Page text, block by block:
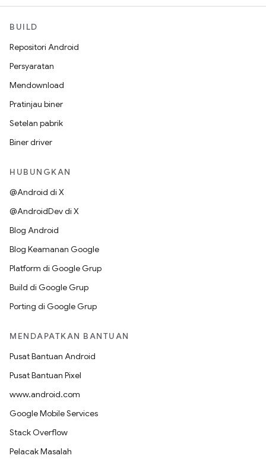
BUILD
Repositori Android
Persyaratan
Mendownload
Pratinjau biner
Setelan pabrik
Biner driver
HUBUNGKAN
@Android di X
@AndroidDev di X
Blog Android
Blog Keamanan Google
Platform di Google Grup
Build di Google Grup
Porting di Google Grup
MENDAPATKAN BANTUAN
Pusat Bantuan Android
Pusat Bantuan Pixel
www.android.com
Google Mobile Services
Stack Overflow
Pelacak Masalah